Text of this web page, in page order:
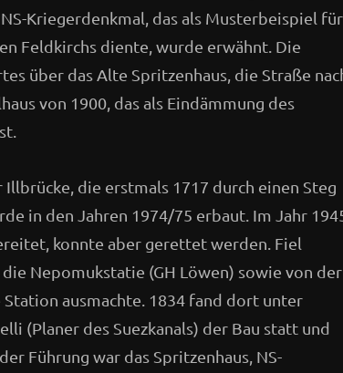
NS-Kriegerdenkmal, das als Musterbeispiel für
Feldkirchs diente, wurde erwähnt. Die
über das Alte Spritzenhaus, die Straße
von 1900, das als Eindämmung des
die erstmals 1717 durch einen Steg
in den Jahren 1974/75 erbaut. Im Jahr
konnte aber gerettet werden. Fiel
Nepomukstatie (GH Löwen) sowie von der
ausmachte. 1834 fand dort unter
(Planer des Suezkanals) der Bau statt und
Führung war das Spritzenhaus, NS-